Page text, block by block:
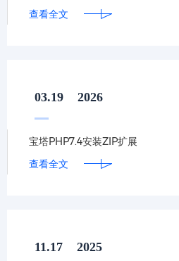
查看全文
03.19 2026
宝塔PHP7.4安装ZIP扩展
查看全文
11.17 2025